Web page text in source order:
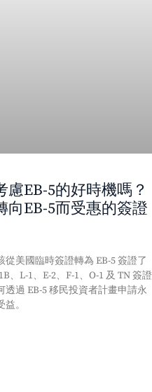
慮EB-5的好時機嗎？
向EB-5而受惠的簽證
從美國臨時簽證轉為 EB-5 簽證了
、L-1、E-2、F-1、O-1 及 TN 簽證
透過 EB-5 移民投資者計畫申請永
。